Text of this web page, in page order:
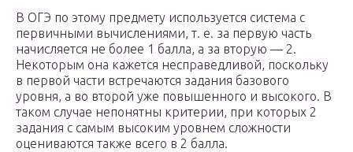
В ОГЭ по этому предмету используется система с
первичными вычислениями, т. е. за первую часть
начисляется не более 1 балла, а за вторую — 2.
Некоторым она кажется несправедливой, поскольку
в первой части встречаются задания базового
уровня, а во второй уже повышенного и высокого. В
таком случае непонятны критерии, при которых 2
задания с самым высоким уровнем сложности
оцениваются также всего в 2 балла.